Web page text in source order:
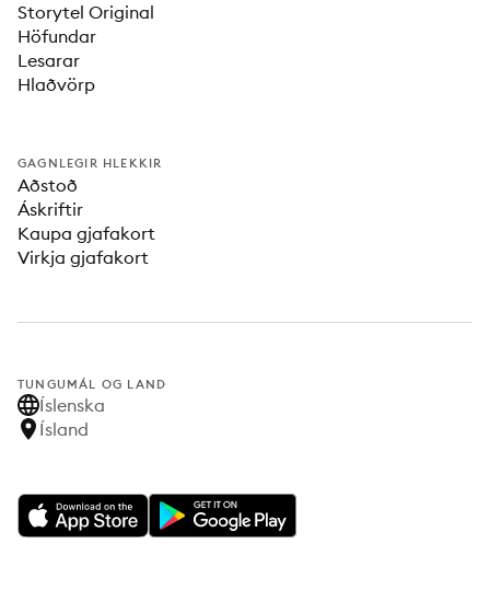
Storytel Original
Höfundar
Lesarar
Hlaðvörp
GAGNLEGIR HLEKKIR
Aðstoð
Áskriftir
Kaupa gjafakort
Virkja gjafakort
TUNGUMÁL OG LAND
Íslenska
Ísland